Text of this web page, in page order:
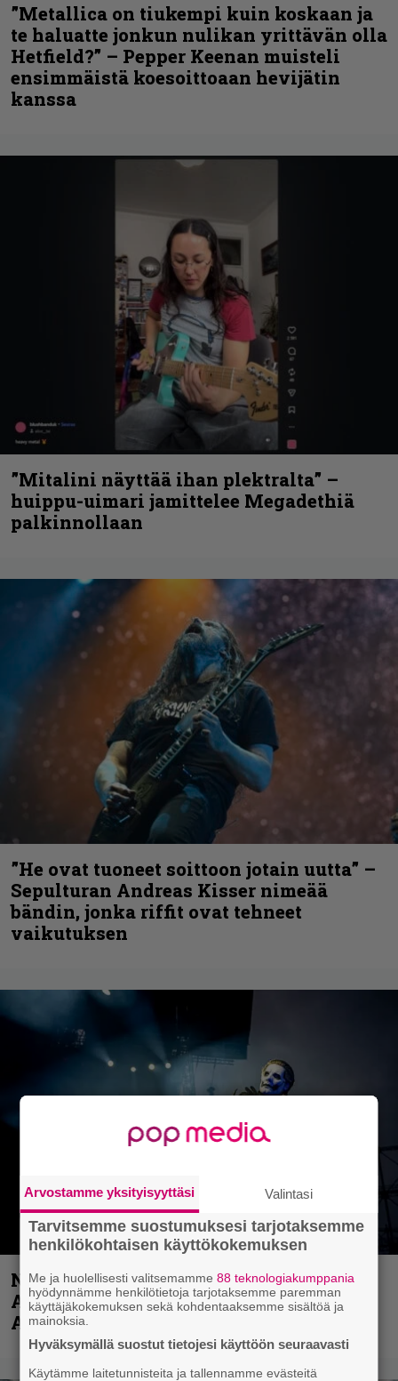
”Metallica on tiukempi kuin koskaan ja
te haluatte jonkun nulikan yrittävän olla
Hetfield?” – Pepper Keenan muisteli
ensimmäistä koesoittoaan hevijätin
kanssa
”Mitalini näyttää ihan plektralta” –
huippu-uimari jamittelee Megadethiä
palkinnollaan
”He ovat tuoneet soittoon jotain uutta” –
Sepulturan Andreas Kisser nimeää
bändin, jonka riffit ovat tehneet
vaikutuksen
Näin lähtee Ghostin Tobias Forgelta
Accept – menossa mukana myös
Anthrax- ja Korn-miehistöä
Arvostamme yksityisyyttäsi Valintasi
Tarvitsemme suostumuksesi tarjotaksemme
henkilökohtaisen käyttökokemuksen
Me ja huolellisesti valitsemamme88 teknologiakumppania
hyödynnämme henkilötietoja tarjotaksemme paremman
käyttäjäkokemuksen sekä kohdentaaksemme sisältöä ja
mainoksia.
Hyväksymällä suostut tietojesi käyttöön seuraavasti
Käytämme laitetunnisteita ja tallennamme evästeitä